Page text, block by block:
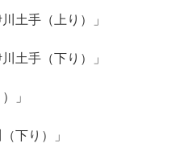
土手（上り）」
土手（下り）」
」
下り）」